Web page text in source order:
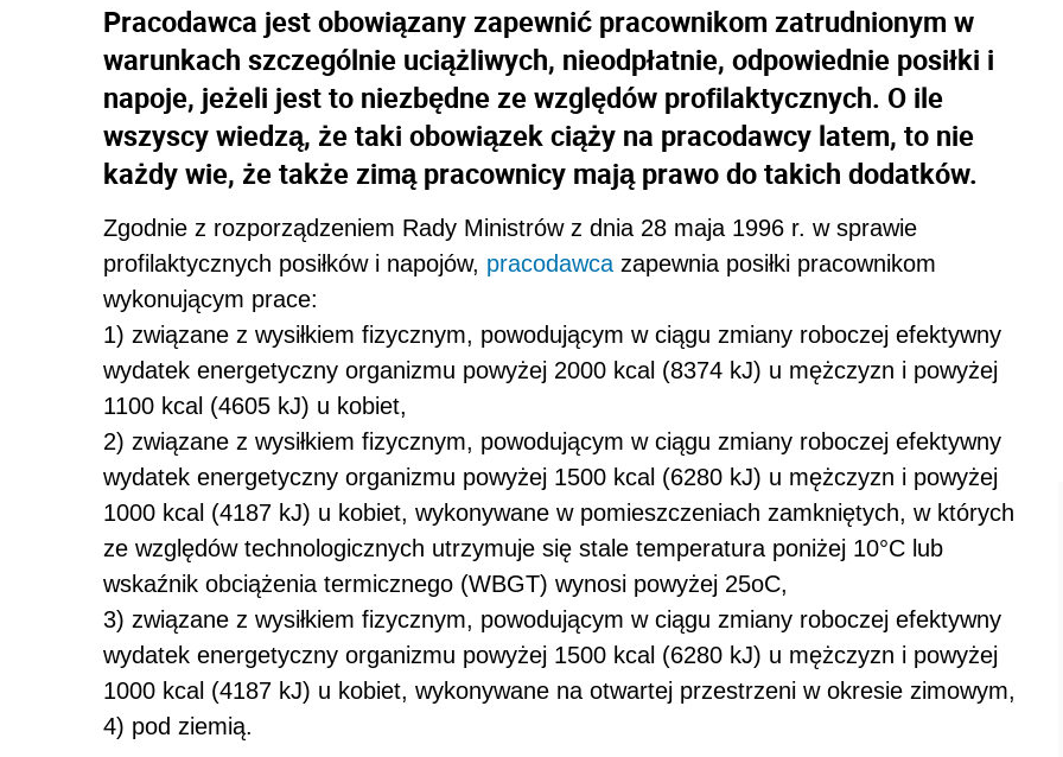
Pracodawca jest obowiązany zapewnić pracownikom zatrudnionym w
warunkach szczególnie uciążliwych, nieodpłatnie, odpowiednie posiłki i
napoje, jeżeli jest to niezbędne ze względów profilaktycznych. O ile
wszyscy wiedzą, że taki obowiązek ciąży na pracodawcy latem, to nie
każdy wie, że także zimą pracownicy mają prawo do takich dodatków.
Zgodnie z rozporządzeniem Rady Ministrów z dnia 28 maja 1996 r. w sprawie
profilaktycznych posiłków i napojów, pracodawca zapewnia posiłki pracownikom
wykonującym prace:
1) związane z wysiłkiem fizycznym, powodującym w ciągu zmiany roboczej efektywny
wydatek energetyczny organizmu powyżej 2000 kcal (8374 kJ) u mężczyzn i powyżej
1100 kcal (4605 kJ) u kobiet,
2) związane z wysiłkiem fizycznym, powodującym w ciągu zmiany roboczej efektywny
wydatek energetyczny organizmu powyżej 1500 kcal (6280 kJ) u mężczyzn i powyżej
1000 kcal (4187 kJ) u kobiet, wykonywane w pomieszczeniach zamkniętych, w których
ze względów technologicznych utrzymuje się stale temperatura poniżej 10°C lub
wskaźnik obciążenia termicznego (WBGT) wynosi powyżej 25oC,
3) związane z wysiłkiem fizycznym, powodującym w ciągu zmiany roboczej efektywny
wydatek energetyczny organizmu powyżej 1500 kcal (6280 kJ) u mężczyzn i powyżej
1000 kcal (4187 kJ) u kobiet, wykonywane na otwartej przestrzeni w okresie zimowym,
4) pod ziemią.